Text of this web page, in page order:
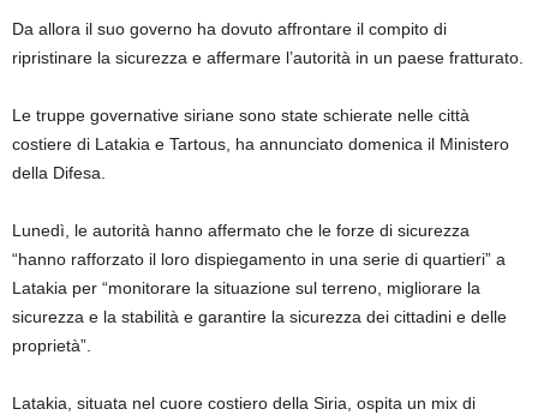
Da allora il suo governo ha dovuto affrontare il compito di
ripristinare la sicurezza e affermare l’autorità in un paese fratturato.
Le truppe governative siriane sono state schierate nelle città
costiere di Latakia e Tartous, ha annunciato domenica il Ministero
della Difesa.
Lunedì, le autorità hanno affermato che le forze di sicurezza
“hanno rafforzato il loro dispiegamento in una serie di quartieri” a
Latakia per “monitorare la situazione sul terreno, migliorare la
sicurezza e la stabilità e garantire la sicurezza dei cittadini e delle
proprietà”.
Latakia, situata nel cuore costiero della Siria, ospita un mix di